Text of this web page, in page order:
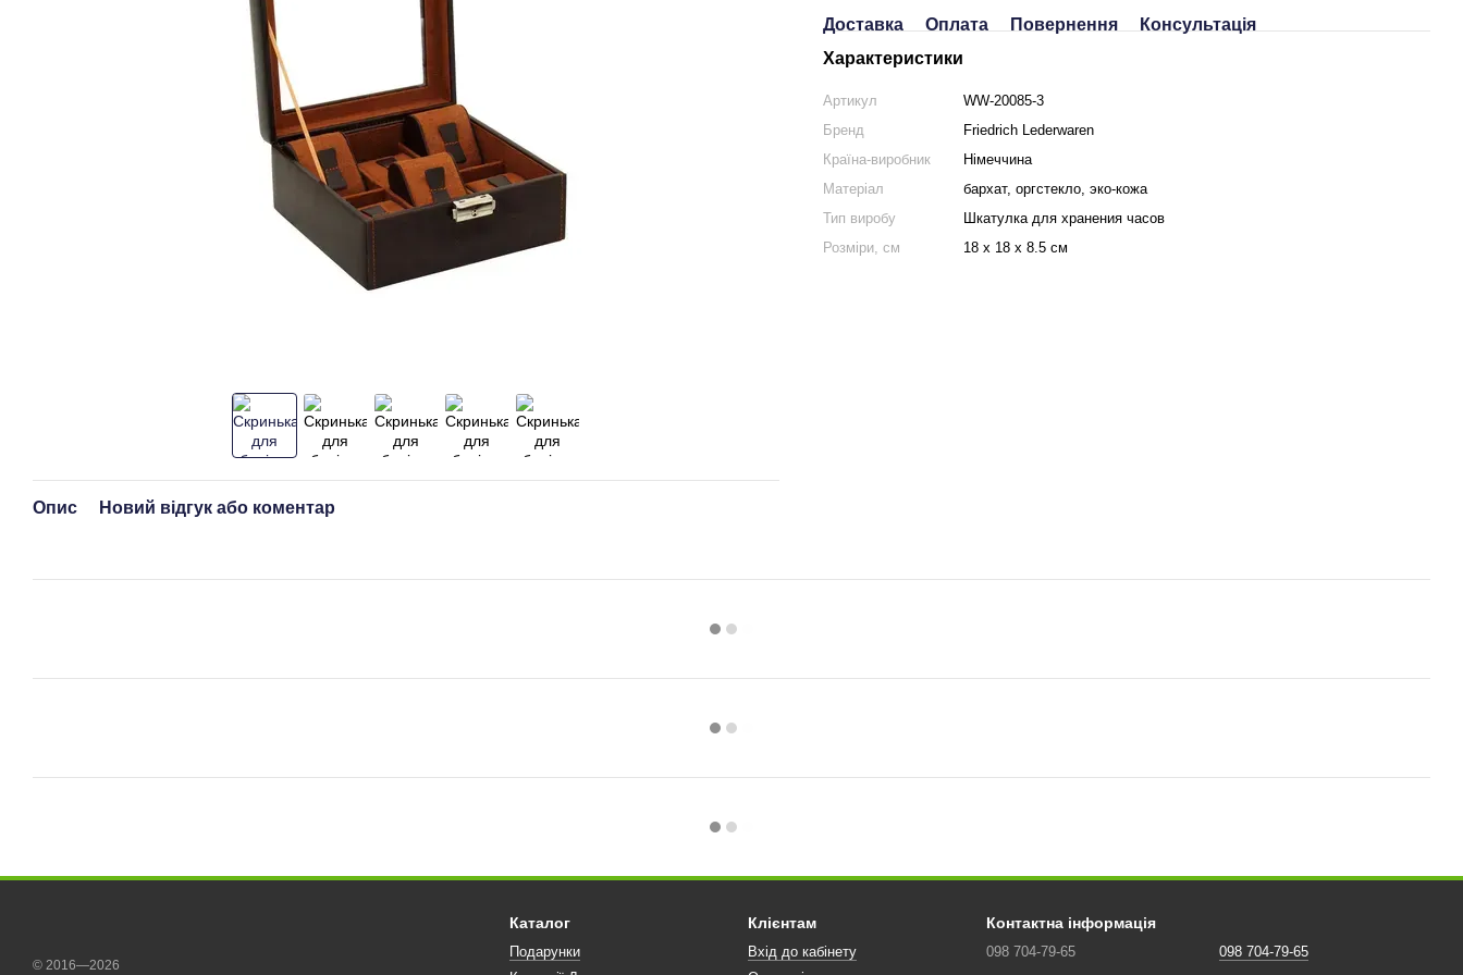
Опис Новий відгук або коментар
Доставка Оплата Повернення
Консультація
Характеристики
Артикул
WW-20085-3
Бренд
Friedrich Lederwaren
Країна-виробник
Німеччина
Матеріал
бархат, оргстекло, эко-кожа
Тип виробу
Шкатулка для хранения часов
Розмiри, см
18 x 18 x 8.5 см
© 2016—2026
Каталог
Подарунки
Клієнтам
Вхід до кабінету
Контактна інформація
098 704-79-65
098 704-79-65